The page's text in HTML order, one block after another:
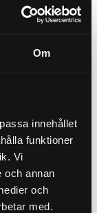
Om
innehållet
funktioner
Vi
och annan
och
med.
Pris exkl. 382.00
Köp
21-4071